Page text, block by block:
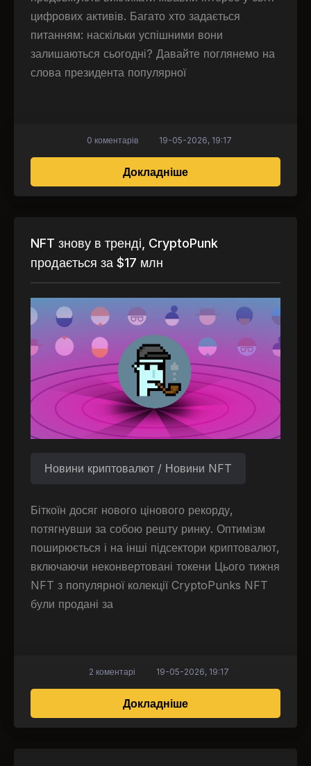
цифрових активів. Багато хто задається
питанням: наскільки успішними вони
залишаються сьогодні? Давайте поглянемо на
слова президента популярної
Докладнішепро Чи живі NFT?
0 коментарів 19-05-2026, 19:17
NFT знову в тренді, CryptoPunk
продається за $17 млн
Новини криптовалют / Новини NFT
Біткоїн досяг нового цінового рекорду,
потягнувши за собою решту ринку. Оптимізм
поширюється і на інші підсектори криптовалют,
включаючи неконвертовані токени Цього тижня
NFT з популярної колекції CryptoPunks NFT
були продані за
Докладнішепро NFT знову в
2 коментарі 19-05-2026, 19:17